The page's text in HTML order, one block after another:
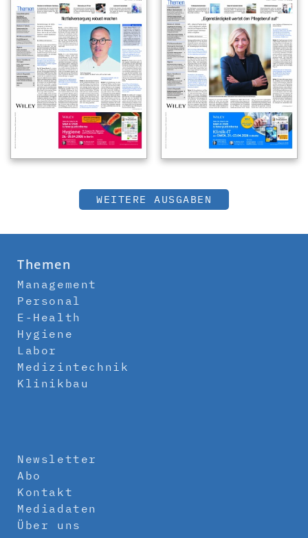
WEITERE AUSGABEN
Themen
Management
Personal
E-Health
Hygiene
Labor
Medizintechnik
Klinikbau
Newsletter
Abo
Kontakt
Mediadaten
Über uns